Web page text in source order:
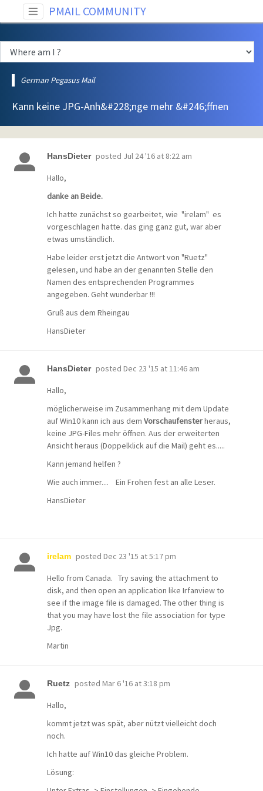
PMAIL COMMUNITY
German Pegasus Mail
Kann keine JPG-Anh&#228;nge mehr &#246;ffnen
HansDieter posted Jul 24 '16 at 8:22 am
Hallo,
danke an Beide.
Ich hatte zunächst so gearbeitet, wie "irelam" es
vorgeschlagen hatte. das ging ganz gut, war aber
etwas umständlich.
Habe leider erst jetzt die Antwort von "Ruetz"
gelesen, und habe an der genannten Stelle den
Namen des entsprechenden Programmes
angegeben. Geht wunderbar !!!
Gruß aus dem Rheingau
HansDieter
HansDieter posted Dec 23 '15 at 11:46 am
Hallo,
möglicherweise im Zusammenhang mit dem Update
auf Win10 kann ich aus dem Vorschaufensterheraus,
keine JPG-Files mehr öffnen. Aus der erweiterten
Ansicht heraus (Doppelklick auf die Mail) geht es.....
Kann jemand helfen ?
Wie auch immer.... Ein Frohen fest an alle Leser.
HansDieter
irelam posted Dec 23 '15 at 5:17 pm
Hello from Canada. Try saving the attachment to
disk, and then open an application like Irfanview to
see if the image file is damaged. The other thing is
that you may have lost the file association for type
Jpg.
Martin
Ruetz posted Mar 6 '16 at 3:18 pm
Hallo,
kommt jetzt was spät, aber nützt vielleicht doch
noch.
Ich hatte auf Win10 das gleiche Problem.
Lösung: